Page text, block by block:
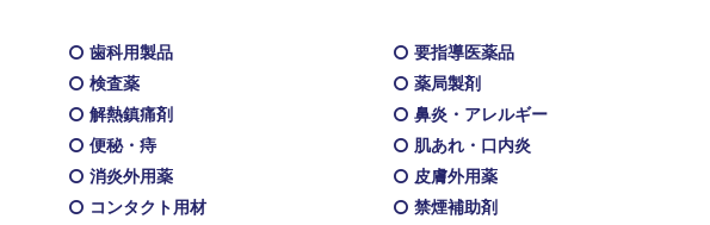
歯科用製品
要指導医薬品
検査薬
薬局製剤
解熱鎮痛剤
鼻炎・アレルギー
便秘・痔
肌あれ・口内炎
消炎外用薬
皮膚外用薬
コンタクト用材
禁煙補助剤